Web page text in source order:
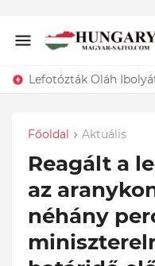
Főoldal Aktuális
Reagált a
az
néhány